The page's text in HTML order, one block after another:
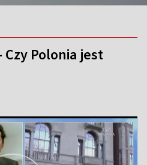
Czy Polonia jest